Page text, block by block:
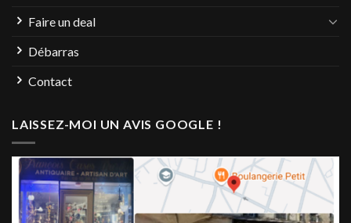
Faire un deal
Débarras
Contact
LAISSEZ-MOI UN AVIS GOOGLE !